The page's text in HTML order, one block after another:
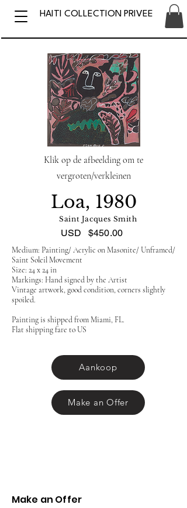
HAITI COLLECTION PRIVEE
Klik op de afbeelding om te
vergroten/verkleinen
Loa, 1980
Saint Jacques Smith
USD $450.00
Medium: Painting/ Acrylic on Masonite/ Unframed/
Saint Soleil Movement
Size: 24 x 24 in
Markings: Hand signed by the Artist
Vintage artwork, good condition, corners slightly
spoiled.
Painting is shipped from Miami, FL.
Flat shipping fare to US
Aankoop
Make an Offer
Make an Offer